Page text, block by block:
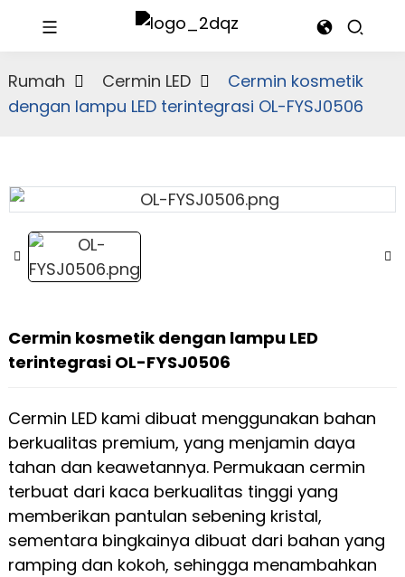
Rumah Cermin LED
Cermin kosmetik
dengan lampu LED terintegrasi OL-FYSJ0506
Cermin kosmetik dengan lampu LED
terintegrasi OL-FYSJ0506
Cermin LED kami dibuat menggunakan bahan
berkualitas premium, yang menjamin daya
tahan dan keawetannya. Permukaan cermin
terbuat dari kaca berkualitas tinggi yang
memberikan pantulan sebening kristal,
sementara bingkainya dibuat dari bahan yang
ramping dan kokoh, sehingga menambahkan